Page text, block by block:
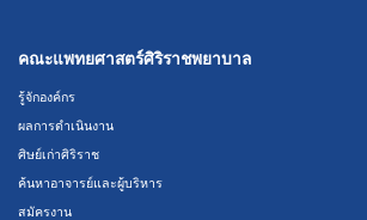
คณะแพทยศาสตร์ศิริราชพยาบาล
รู้จักองค์กร
ผลการดำเนินงาน
ศิษย์เก่าศิริราช
ค้นหาอาจารย์และผู้บริหาร
สมัครงาน